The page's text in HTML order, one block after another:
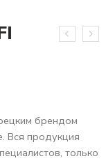
брендом
Вся продукция
только